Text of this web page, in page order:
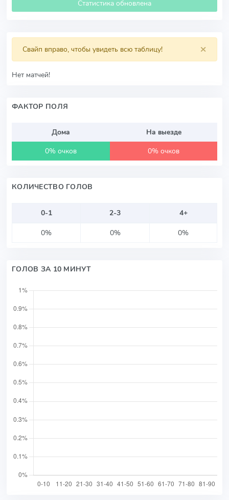
Статистика обновлена
×
Свайп вправо, чтобы увидеть всю таблицу!
Нет матчей!
ФАКТОР ПОЛЯ
Дома
На выезде
0% очков
0% очков
КОЛИЧЕСТВО ГОЛОВ
0-1 2-3
4+
0%
0% 0%
ГОЛОВ ЗА 10 МИНУТ